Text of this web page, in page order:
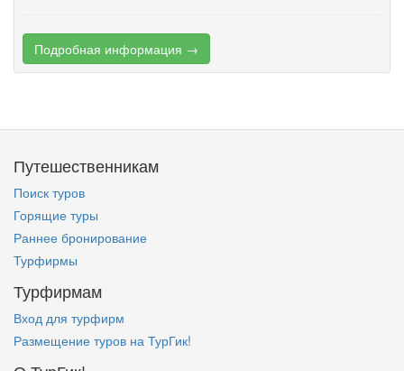
Подробная информация →
Путешественникам
Поиск туров
Горящие туры
Раннее бронирование
Турфирмы
Турфирмам
Вход для турфирм
Размещение туров на ТурГик!